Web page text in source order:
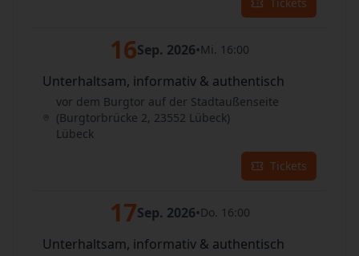
16Sep. 2026•Mi. 16:00
Unterhaltsam, informativ & authentisch
vor dem Burgtor auf der Stadtaußenseite
(Burgtorbrücke 2, 23552 Lübeck)
Lübeck
Tickets
17Sep. 2026•Do. 16:00
Unterhaltsam, informativ & authentisch